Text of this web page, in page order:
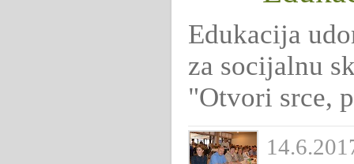
Edukacija
za socijalnu
"Otvori srce,